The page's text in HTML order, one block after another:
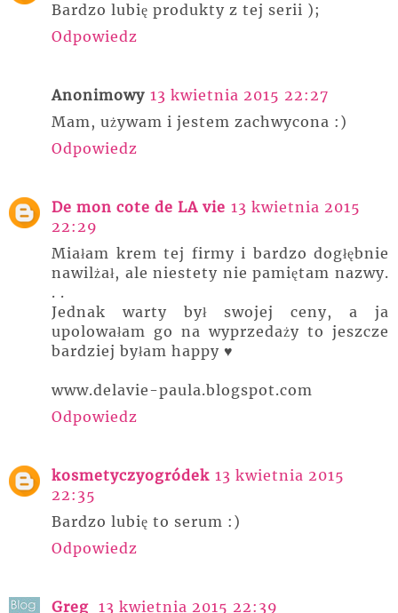
Bardzo lubię produkty z tej serii );
Odpowiedz
Anonimowy 13 kwietnia 2015 22:27
Mam, używam i jestem zachwycona :)
Odpowiedz
De mon cote de LA vie 13 kwietnia 2015
22:29
Miałam krem tej firmy i bardzo dogłębnie
nawilżał, ale niestety nie pamiętam nazwy.
. .
Jednak warty był swojej ceny, a ja
upolowałam go na wyprzedaży to jeszcze
bardziej byłam happy ♥
www.delavie-paula.blogspot.com
Odpowiedz
kosmetyczyogródek 13 kwietnia 2015
22:35
Bardzo lubię to serum :)
Odpowiedz
Greg 13 kwietnia 2015 22:39